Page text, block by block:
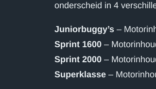
onderscheid in 4
Juniorbuggy’s–
Sprint 1600–
Sprint 2000–
Superklasse–